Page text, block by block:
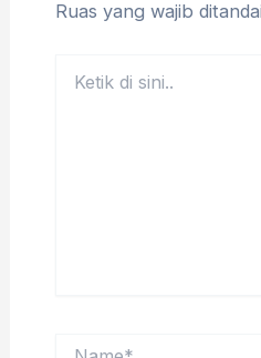
Ruas yang wajib ditandai